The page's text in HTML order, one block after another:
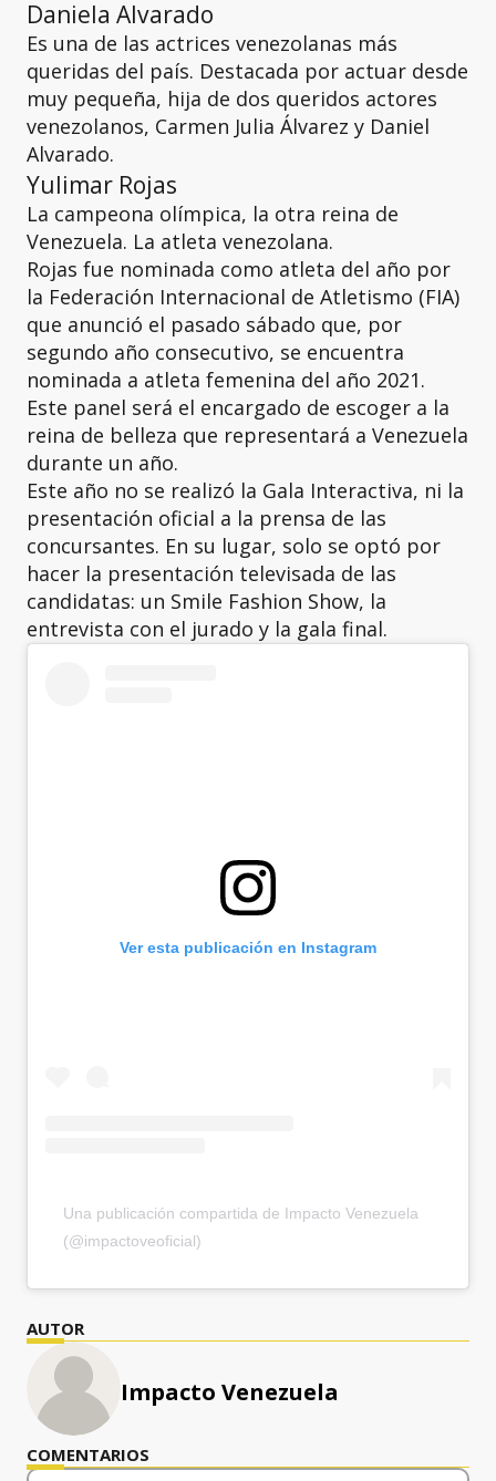
Daniela Alvarado
Es una de las actrices venezolanas más
queridas del país. Destacada por actuar desde
muy pequeña, hija de dos queridos actores
venezolanos, Carmen Julia Álvarez y Daniel
Alvarado.
Yulimar Rojas
La campeona olímpica, la otra reina de
Venezuela. La atleta venezolana.
Rojas fue nominada como atleta del año por
la Federación Internacional de Atletismo (FIA)
que anunció el pasado sábado que, por
segundo año consecutivo, se encuentra
nominada a atleta femenina del año 2021.
Este panel será el encargado de escoger a la
reina de belleza que representará a Venezuela
durante un año.
Este año no se realizó la Gala Interactiva, ni la
presentación oficial a la prensa de las
concursantes. En su lugar, solo se optó por
hacer la presentación televisada de las
candidatas: un Smile Fashion Show, la
entrevista con el jurado y la gala final.
Ver esta publicación en Instagram
Una publicación compartida de Impacto Venezuela
(@impactoveoficial)
AUTOR
Impacto Venezuela
COMENTARIOS